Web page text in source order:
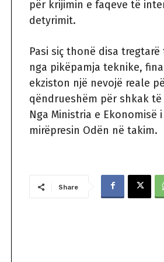
për krijimin e faqeve të
detyrimit.
Pasi siç thonë disa
nga pikëpamja teknike,
ekziston një nevojë reale
qëndrueshëm për shkak
Nga Ministria e Ekonomisë
mirëpresin Odën në takim.
Share